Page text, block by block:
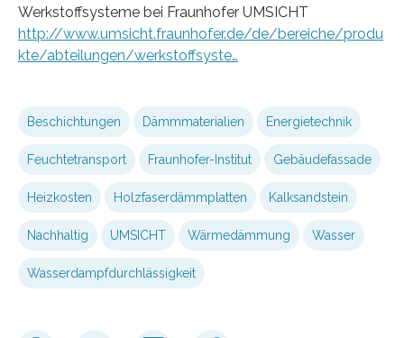
Werkstoffsysteme bei Fraunhofer UMSICHT
http://www.umsicht.fraunhofer.de/de/bereiche/produ
kte/abteilungen/werkstoffsyste…
Beschichtungen Dämmmaterialien Energietechnik
Feuchtetransport Fraunhofer-Institut Gebäudefassade
Heizkosten Holzfaserdämmplatten Kalksandstein
Nachhaltig UMSICHT Wärmedämmung Wasser
Wasserdampfdurchlässigkeit